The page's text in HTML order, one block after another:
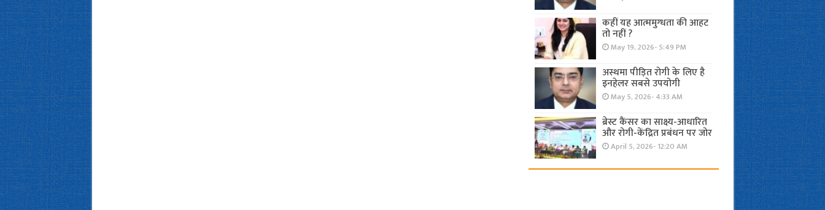
कहीं यह आत्ममुग्धता की आहट
तो नहीं ?
May 19, 2026- 5:49 PM
अस्थमा पीड़ित रोगी के लिए है
इनहेलर सबसे उपयोगी
May 5, 2026- 4:33 AM
ब्रेस्ट कैंसर का साक्ष्य-आधारित
और रोगी-केंद्रित प्रबंधन पर जोर
April 5, 2026- 12:20 AM